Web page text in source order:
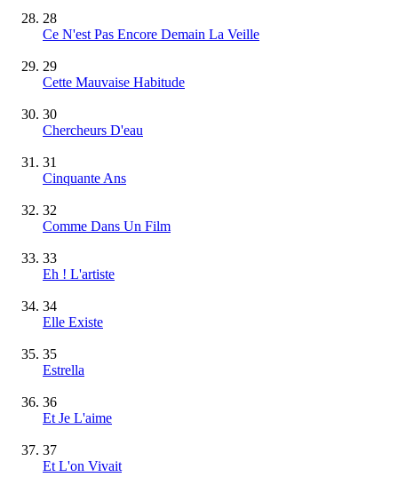
28
Ce N'est Pas Encore Demain La Veille
29
Cette Mauvaise Habitude
30
Chercheurs D'eau
31
Cinquante Ans
32
Comme Dans Un Film
33
Eh ! L'artiste
34
Elle Existe
35
Estrella
36
Et Je L'aime
37
Et L'on Vivait